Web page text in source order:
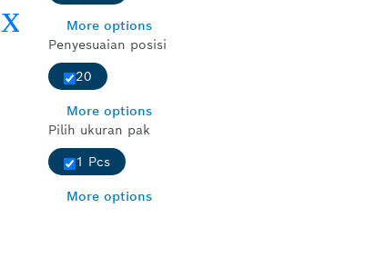
More options
Penyesuaian posisi
20
More options
Pilih ukuran pak
1 Pcs
More options